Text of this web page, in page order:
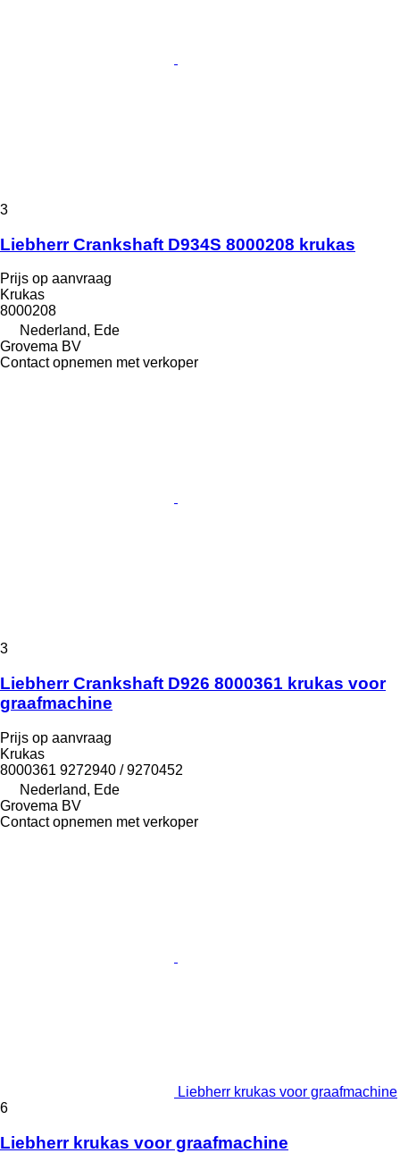
3
Liebherr Crankshaft D934S 8000208 krukas
Prijs op aanvraag
Krukas
8000208
Nederland, Ede
Grovema BV
Contact opnemen met verkoper
3
Liebherr Crankshaft D926 8000361 krukas voor
graafmachine
Prijs op aanvraag
Krukas
8000361 9272940 / 9270452
Nederland, Ede
Grovema BV
Contact opnemen met verkoper
Liebherr krukas voor graafmachine
6
Liebherr krukas voor graafmachine